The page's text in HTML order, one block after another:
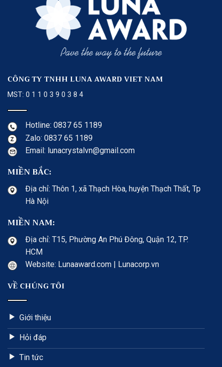
CÔNG TY TNHH LUNA AWARD VIET NAM
MST: 0 1 1 0 3 9 0 3 8 4
Hotline: 0837 65 1189
Zalo: 0837 65 1189
Email: lunacrystalvn@gmail.com
MIỀN BẮC:
Địa chỉ: Thôn 1, xã Thạch Hòa, huyện Thạch Thất, Tp
Hà Nội
MIỀN NAM:
Địa chỉ: T15, Phường An Phú Đông, Quận 12, TP.
HCM
Website: Lunaaward.com | Lunacorp.vn
VỀ CHÚNG TÔI
Giới thiệu
Hỏi đáp
Tin tức